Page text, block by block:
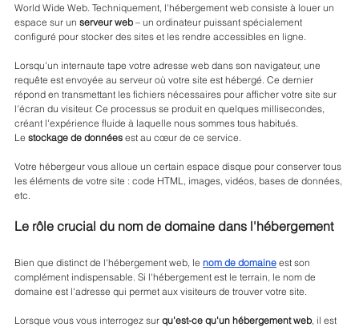
World Wide Web. Techniquement, l'hébergement web consiste à louer un
espace sur un serveur web – un ordinateur puissant spécialement
configuré pour stocker des sites et les rendre accessibles en ligne.
Lorsqu'un internaute tape votre adresse web dans son navigateur, une
requête est envoyée au serveur où votre site est hébergé. Ce dernier
répond en transmettant les fichiers nécessaires pour afficher votre site sur
l'écran du visiteur. Ce processus se produit en quelques millisecondes,
créant l'expérience fluide à laquelle nous sommes tous habitués.
Le stockage de données est au cœur de ce service.
Votre hébergeur vous alloue un certain espace disque pour conserver tous
les éléments de votre site : code HTML, images, vidéos, bases de données,
etc.
Le rôle crucial du nom de domaine dans l'hébergement
Bien que distinct de l'hébergement web, le nom de domaine est son
complément indispensable. Si l'hébergement est le terrain, le nom de
domaine est l'adresse qui permet aux visiteurs de trouver votre site.
Lorsque vous vous interrogez sur qu'est-ce qu'un hébergement web , il est